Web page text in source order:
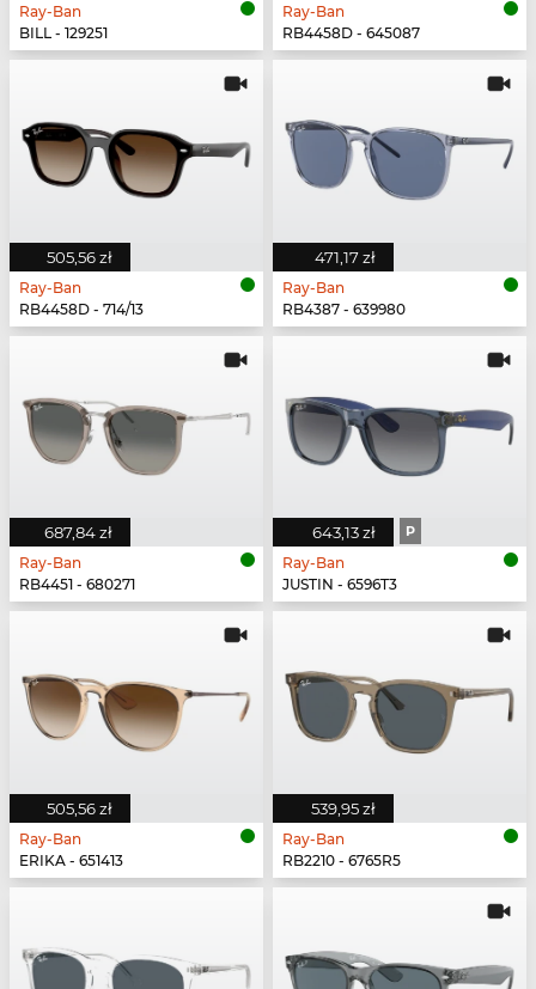
Ray-Ban
BILL - 129251
Ray-Ban
RB4458D - 645087
505,56 zł
Ray-Ban
RB4458D - 714/13
471,17 zł
Ray-Ban
RB4387 - 639980
687,84 zł
Ray-Ban
RB4451 - 680271
643,13 zł P
Ray-Ban
JUSTIN - 6596T3
505,56 zł
Ray-Ban
ERIKA - 651413
539,95 zł
Ray-Ban
RB2210 - 6765R5